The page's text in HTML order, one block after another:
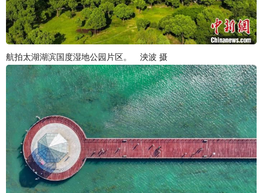
航拍太湖湖滨国度湿地公园片区。 泱波 摄